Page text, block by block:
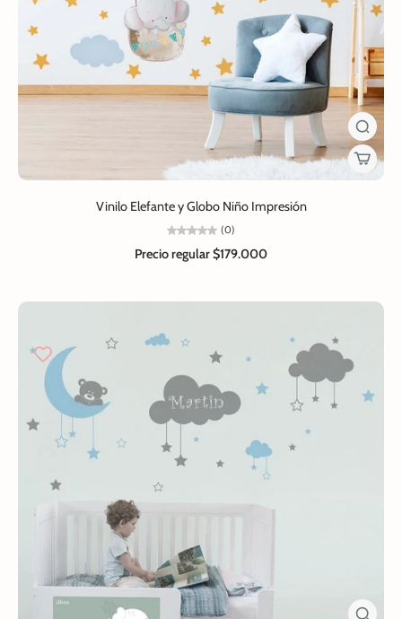
Vinilo Elefante y Globo Niño Impresión
(0)
Precio regular$179.000